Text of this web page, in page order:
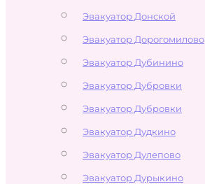
Эвакуатор Донской
Эвакуатор Дорогомилово
Эвакуатор Дубинино
Эвакуатор Дубровки
Эвакуатор Дубровки
Эвакуатор Дудкино
Эвакуатор Дулепово
Эвакуатор Дурыкино